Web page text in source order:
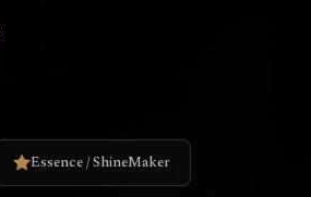
Essence / ShineMaker